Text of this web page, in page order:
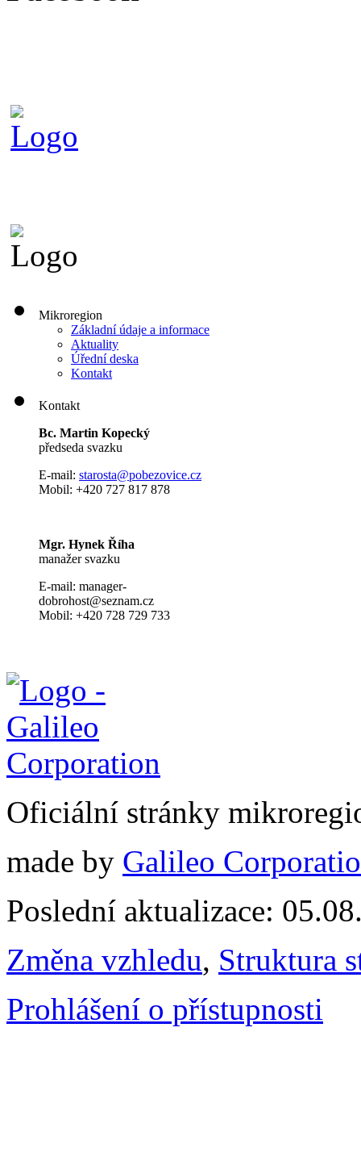
Mikroregion
Základní údaje a informace
Aktuality
Úřední deska
Kontakt
Kontakt
Bc. Martin Kopecký
předseda svazku
E-mail: starosta@pobezovice.cz
Mobil: +420 727 817 878
Mgr. Hynek Říha
manažer svazku
E-mail: manager-
dobrohost@seznam.cz
Mobil: +420 728 729 733
Oficiální stránky
made by Galileo
Poslední aktualizace:
Změna vzhledu, Struktura
Prohlášení o přístupnosti